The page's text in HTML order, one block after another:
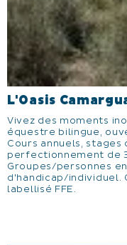
L'Oasis
Vivez des moments
équestre bilingue,
Cours annuels,
perfectionnement de 3
Groupes/personnes
d'handicap/individuel.
labellisé FFE.